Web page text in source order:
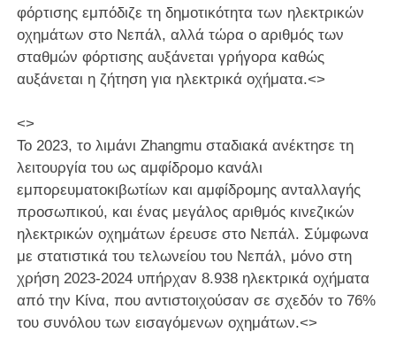
φόρτισης εμπόδιζε τη δημοτικότητα των ηλεκτρικών
οχημάτων στο Νεπάλ, αλλά τώρα ο αριθμός των
σταθμών φόρτισης αυξάνεται γρήγορα καθώς
αυξάνεται η ζήτηση για ηλεκτρικά οχήματα.<>
<>
Το 2023, το λιμάνι Zhangmu σταδιακά ανέκτησε τη
λειτουργία του ως αμφίδρομο κανάλι
εμπορευματοκιβωτίων και αμφίδρομης ανταλλαγής
προσωπικού, και ένας μεγάλος αριθμός κινεζικών
ηλεκτρικών οχημάτων έρευσε στο Νεπάλ. Σύμφωνα
με στατιστικά του τελωνείου του Νεπάλ, μόνο στη
χρήση 2023-2024 υπήρχαν 8.938 ηλεκτρικά οχήματα
από την Κίνα, που αντιστοιχούσαν σε σχεδόν το 76%
του συνόλου των εισαγόμενων οχημάτων.<>